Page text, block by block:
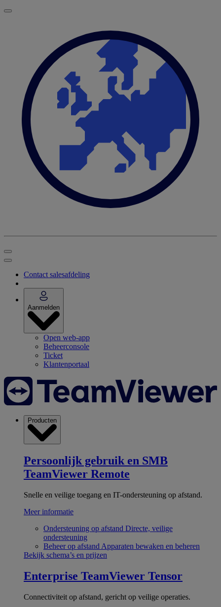
Contact salesafdeling
Aanmelden
Open web-app
Beheerconsole
Ticket
Klantenportaal
Producten
Persoonlijk gebruik en SMB
TeamViewer Remote
Snelle en veilige toegang en IT-ondersteuning op afstand.
Meer informatie
Ondersteuning op afstand Directe, veilige
ondersteuning
Beheer op afstand Apparaten bewaken en beheren
Bekijk schema’s en prijzen
Enterprise TeamViewer Tensor
Connectiviteit op afstand, gericht op veilige operaties.